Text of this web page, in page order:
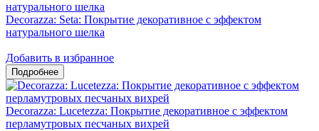
Decorazza: Seta: Покрытие декоративное с эффектом
натурального шелка
Добавить в избранное
Decorazza: Lucetezza: Покрытие декоративное с эффектом
перламутровых песчаных вихрей